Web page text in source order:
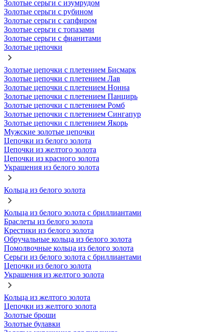
Золотые серьги с изумрудом
Золотые серьги с рубином
Золотые серьги с сапфиром
Золотые серьги с топазами
Золотые серьги с фианитами
Золотые цепочки
Золотые цепочки с плетением Бисмарк
Золотые цепочки с плетением Лав
Золотые цепочки с плетением Нонна
Золотые цепочки с плетением Панцирь
Золотые цепочки с плетением Ромб
Золотые цепочки с плетением Сингапур
Золотые цепочки с плетением Якорь
Мужские золотые цепочки
Цепочки из белого золота
Цепочки из желтого золота
Цепочки из красного золота
Украшения из белого золота
Кольца из белого золота
Кольца из белого золота с бриллиантами
Браслеты из белого золота
Крестики из белого золота
Обручальные кольца из белого золота
Помолвочные кольца из белого золота
Серьги из белого золота с бриллиантами
Цепочки из белого золота
Украшения из желтого золота
Кольца из желтого золота
Цепочки из желтого золота
Золотые броши
Золотые булавки